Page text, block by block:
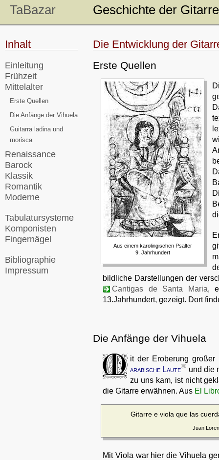
Inhalt
Einleitung
Frühzeit
Mittelalter
Erste Quellen
Die Anfänge der Vihuela
Guitarra ladina und
morisca
Renaissance
Barock
Klassik
Romantik
Moderne
Tabulatursysteme
Komponisten
Fingernägel
Bibliographie
Impressum
TaBazar Geschichte der Gitarre
Die Entwicklung der
Erste Quellen
Aus einem karolingischen Psalter
9. Jahrhundert
bildliche Darstellungen der
Cantigas de Santa Maria,
13.Jahrhundert, gezeigt. Dort
Die Anfänge der Vihuela
it der Eroberung
arabische Laute
und die
zu uns kam, ist nicht
die Gitarre erwähnen. Aus El
Gitarre e viola que las
Juan
Mit Viola war hier die Vihuela